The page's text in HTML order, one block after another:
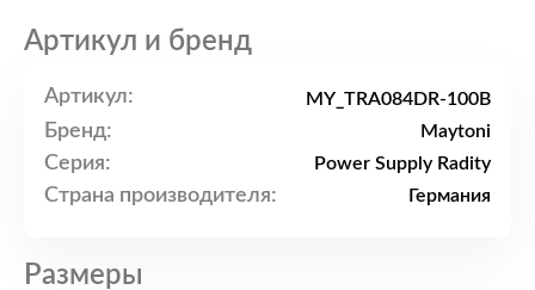
Артикул и бренд
Артикул: MY_TRA084DR-100B
Бренд: Maytoni
Серия: Power Supply Radity
Страна производителя: Германия
Размеры